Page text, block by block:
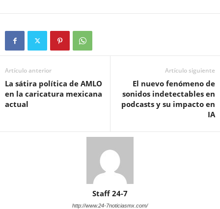
Artículo anterior
La sátira política de AMLO
en la caricatura mexicana
actual
Artículo siguiente
El nuevo fenómeno de
sonidos indetectables en
podcasts y su impacto en
IA
Staff 24-7
http://www.24-7noticiasmx.com/